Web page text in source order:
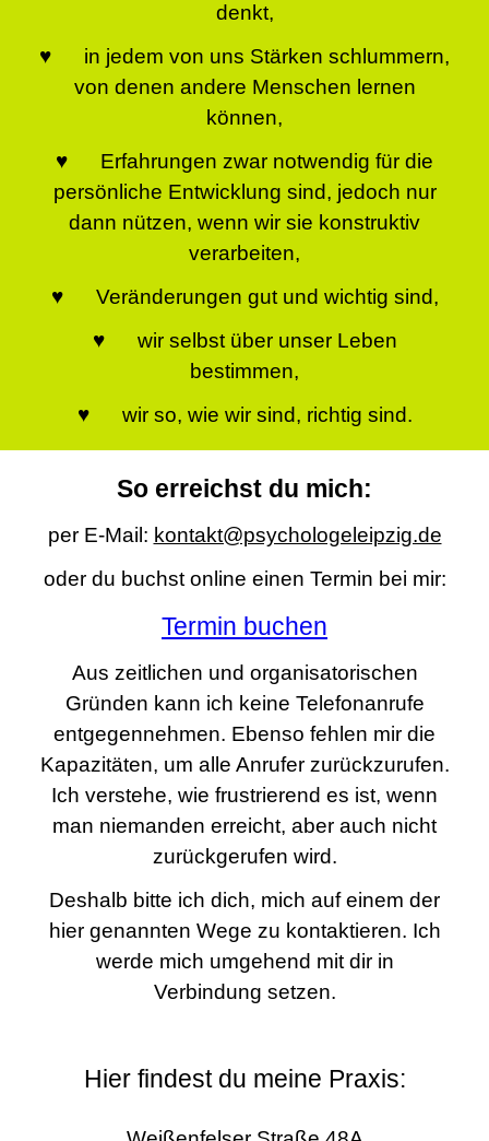
denkt,
♥ in jedem von uns Stärken schlummern,
von denen andere Menschen lernen
können,
♥ Erfahrungen zwar notwendig für die
persönliche Entwicklung sind, jedoch nur
dann nützen, wenn wir sie konstruktiv
verarbeiten,
♥ Veränderungen gut und wichtig sind,
♥ wir selbst über unser Leben
bestimmen,
♥ wir so, wie wir sind, richtig sind.
So erreichst du mich:
per E-Mail: kontakt@psychologeleipzig.de
oder du buchst online einen Termin bei mir:
Termin buchen
Aus zeitlichen und organisatorischen
Gründen kann ich keine Telefonanrufe
entgegennehmen. Ebenso fehlen mir die
Kapazitäten, um alle Anrufer zurückzurufen.
Ich verstehe, wie frustrierend es ist, wenn
man niemanden erreicht, aber auch nicht
zurückgerufen wird.
Deshalb bitte ich dich, mich auf einem der
hier genannten Wege zu kontaktieren. Ich
werde mich umgehend mit dir in
Verbindung setzen.
Hier findest du meine Praxis: